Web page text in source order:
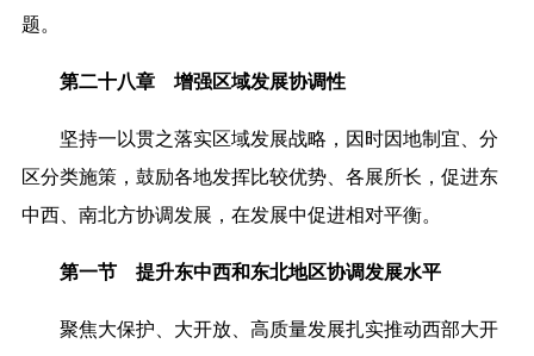
题。
第二十八章 增强区域发展协调性
坚持一以贯之落实区域发展战略， 因时因地制宜、分
区分类施策 ，鼓励各地发挥比较优势、各展所长，促进东
中西、南北方协调发展，在发展中促进相对平衡。
第一节 提升东中西和东北地区协调发展水平
聚焦大保护、大开放、高质量发展扎实推动西部大开